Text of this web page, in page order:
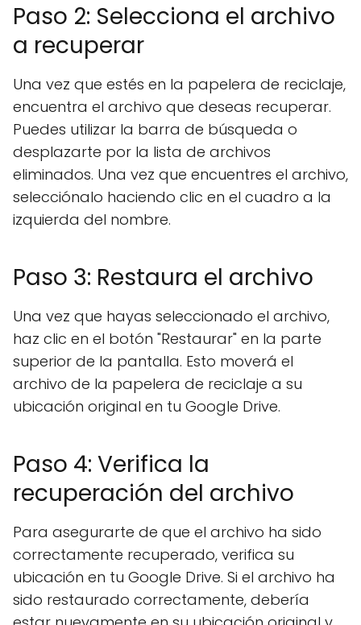
Paso 2: Selecciona el archivo
a recuperar
Una vez que estés en la papelera de reciclaje,
encuentra el archivo que deseas recuperar.
Puedes utilizar la barra de búsqueda o
desplazarte por la lista de archivos
eliminados. Una vez que encuentres el archivo,
selecciónalo haciendo clic en el cuadro a la
izquierda del nombre.
Paso 3: Restaura el archivo
Una vez que hayas seleccionado el archivo,
haz clic en el botón "Restaurar" en la parte
superior de la pantalla. Esto moverá el
archivo de la papelera de reciclaje a su
ubicación original en tu Google Drive.
Paso 4: Verifica la
recuperación del archivo
Para asegurarte de que el archivo ha sido
correctamente recuperado, verifica su
ubicación en tu Google Drive. Si el archivo ha
sido restaurado correctamente, debería